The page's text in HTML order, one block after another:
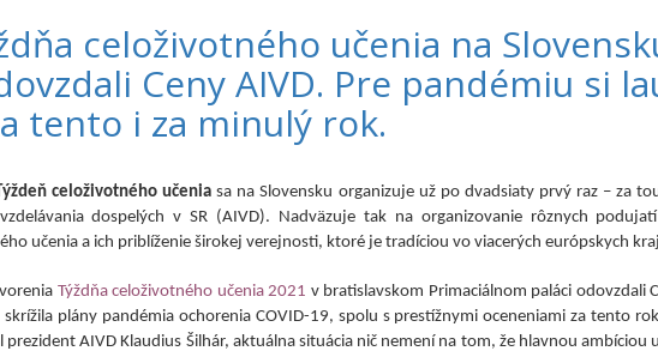
celoživotného učenia na
Ceny AIVD. Pre pandémiu si
tento i za minulý rok.
celoživotného učenia sa na Slovensku organizuje už po dvadsiaty prvý raz – za
dospelých v SR (AIVD). Nadväzuje tak na organizovanie rôznych
učenia a ich priblíženie širokej verejnosti, ktoré je tradíciou vo viacerých európskych
Týždňa celoživotného učenia 2021 v bratislavskom Primaciálnom paláci odovzdali
plány pandémia ochorenia COVID-19, spolu s prestížnymi oceneniami za tento
prezident AIVD Klaudius Šilhár, aktuálna situácia nič nemení na tom, že hlavnou ambíciou